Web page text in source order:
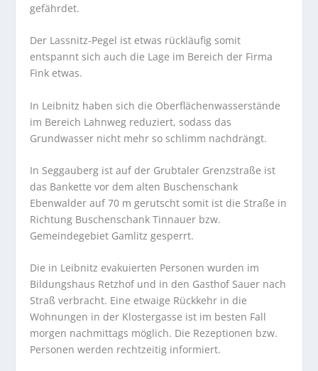
gefährdet.
Der Lassnitz-Pegel ist etwas rückläufig somit
entspannt sich auch die Lage im Bereich der Firma
Fink etwas.
In Leibnitz haben sich die Oberflächenwasserstände
im Bereich Lahnweg reduziert, sodass das
Grundwasser nicht mehr so schlimm nachdrängt.
In Seggauberg ist auf der Grubtaler Grenzstraße ist
das Bankette vor dem alten Buschenschank
Ebenwalder auf 70 m gerutscht somit ist die Straße in
Richtung Buschenschank Tinnauer bzw.
Gemeindegebiet Gamlitz gesperrt.
Die in Leibnitz evakuierten Personen wurden im
Bildungshaus Retzhof und in den Gasthof Sauer nach
Straß verbracht. Eine etwaige Rückkehr in die
Wohnungen in der Klostergasse ist im besten Fall
morgen nachmittags möglich. Die Rezeptionen bzw.
Personen werden rechtzeitig informiert.